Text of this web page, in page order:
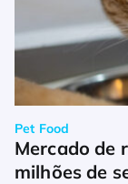
Pet Food
Mercado de
milhões de